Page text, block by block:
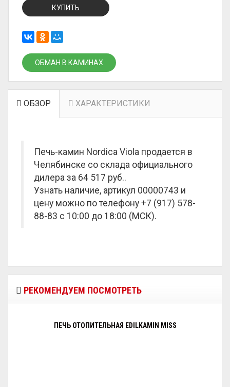
КУПИТЬ
ОБМАН В КАМИНАХ
ОБЗОР ХАРАКТЕРИСТИКИ
Печь-камин Nordica Viola продается в
Челябинске со склада официального
дилера за 64 517 руб..
Узнать наличие, артикул 00000743 и
цену можно по телефону +7 (917) 578-
88-83 с 10:00 до 18:00 (МСК).
РЕКОМЕНДУЕМ ПОСМОТРЕТЬ
ПЕЧЬ ОТОПИТЕЛЬНАЯ EDILKAMIN MISS